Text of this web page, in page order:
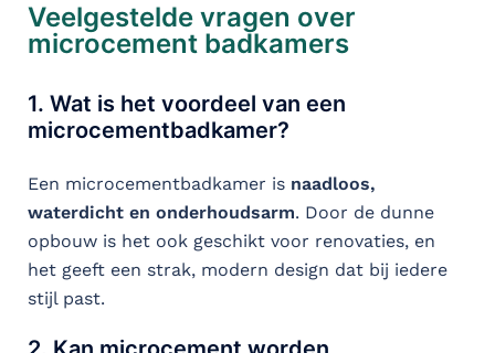
Veelgestelde vragen over
microcement badkamers
1. Wat is het voordeel van een
microcementbadkamer?
Een microcementbadkamer is naadloos,
waterdicht en onderhoudsarm. Door de dunne
opbouw is het ook geschikt voor renovaties, en
het geeft een strak, modern design dat bij iedere
stijl past.